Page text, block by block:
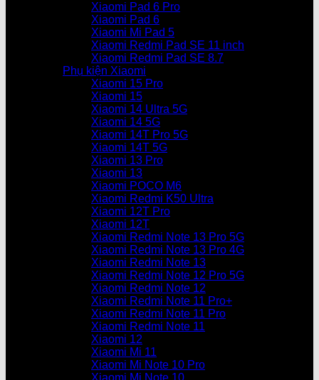
Xiaomi Pad 6 Pro
Xiaomi Pad 6
Xiaomi Mi Pad 5
Xiaomi Redmi Pad SE 11 inch
Xiaomi Redmi Pad SE 8.7
Phụ kiện Xiaomi
Xiaomi 15 Pro
Xiaomi 15
Xiaomi 14 Ultra 5G
Xiaomi 14 5G
Xiaomi 14T Pro 5G
Xiaomi 14T 5G
Xiaomi 13 Pro
Xiaomi 13
Xiaomi POCO M6
Xiaomi Redmi K50 Ultra
Xiaomi 12T Pro
Xiaomi 12T
Xiaomi Redmi Note 13 Pro 5G
Xiaomi Redmi Note 13 Pro 4G
Xiaomi Redmi Note 13
Xiaomi Redmi Note 12 Pro 5G
Xiaomi Redmi Note 12
Xiaomi Redmi Note 11 Pro+
Xiaomi Redmi Note 11 Pro
Xiaomi Redmi Note 11
Xiaomi 12
Xiaomi Mi 11
Xiaomi Mi Note 10 Pro
Xiaomi Mi Note 10